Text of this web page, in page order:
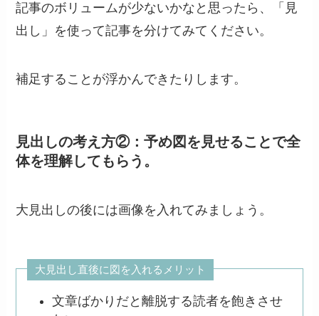
記事のボリュームが少ないかなと思ったら、「見
出し」を使って記事を分けてみてください。
補足することが浮かんできたりします。
見出しの考え方②：予め図を見せることで全
体を理解してもらう。
大見出しの後には画像を入れてみましょう。
大見出し直後に図を入れるメリット
文章ばかりだと離脱する読者を飽きさせ